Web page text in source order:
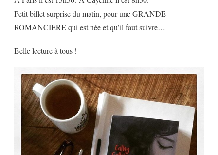
Petit billet surprise du matin, pour une GRANDE
ROMANCIERE qui est née et qu’il faut suivre…
Belle lecture à tous !